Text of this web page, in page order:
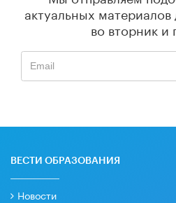
актуальных материалов
во вторник и
ВЕСТИ ОБРАЗОВАНИЯ
Новости